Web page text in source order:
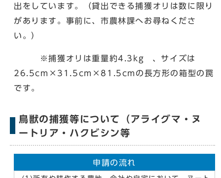
出をしています。（貸出できる捕獲オリは数に限り
があります。事前に、市農林課へお尋ねくださ
い。）
※捕獲オリは重量約4.3kg 、サイズは
26.5cm×31.5cm×81.5cmの長方形の箱型の罠
です。
鳥獣の捕獲等について（アライグマ・ヌ
ートリア・ハクビシン等
申請の流れ